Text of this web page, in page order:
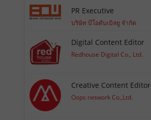
PR Executive
บริษัท บีโอดับเบิลยู จำกัด
Digital Content Editor
Redhouse Digital Co., Ltd.
Creative Content Editor
Oops network Co.,Ltd.